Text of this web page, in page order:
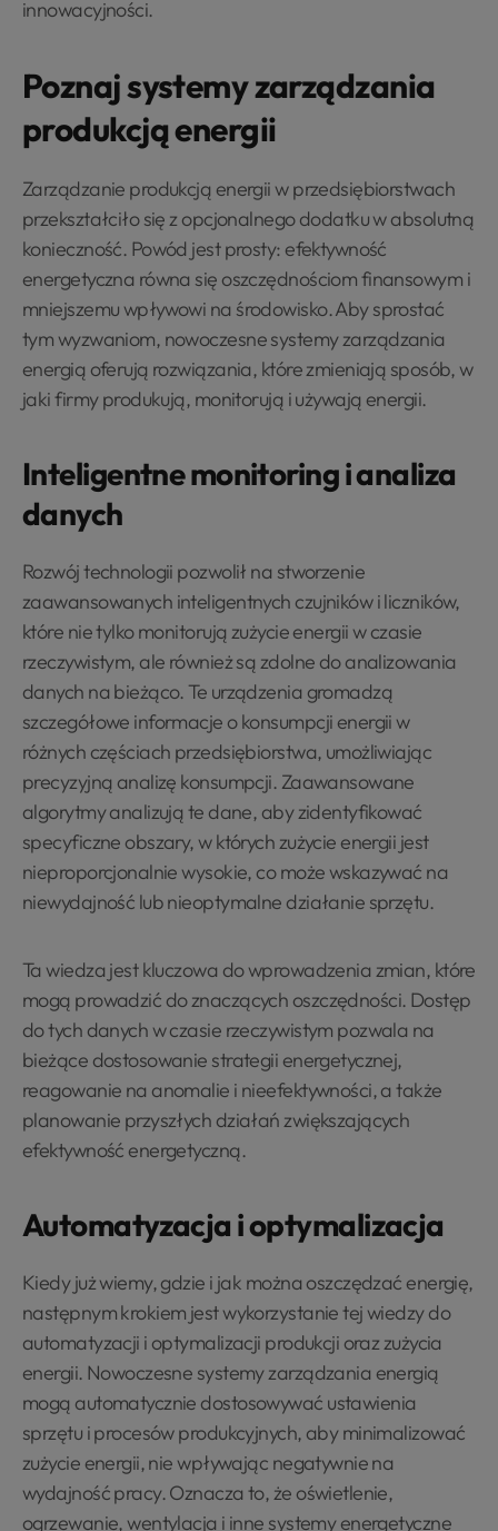
innowacyjności.
Poznaj systemy zarządzania
produkcją energii
Zarządzanie produkcją energii w przedsiębiorstwach
przekształciło się z opcjonalnego dodatku w absolutną
konieczność. Powód jest prosty: efektywność
energetyczna równa się oszczędnościom finansowym i
mniejszemu wpływowi na środowisko. Aby sprostać
tym wyzwaniom, nowoczesne systemy zarządzania
energią oferują rozwiązania, które zmieniają sposób, w
jaki firmy produkują, monitorują i używają energii.
Inteligentne monitoring i analiza
danych
Rozwój technologii pozwolił na stworzenie
zaawansowanych inteligentnych czujników i liczników,
które nie tylko monitorują zużycie energii w czasie
rzeczywistym, ale również są zdolne do analizowania
danych na bieżąco. Te urządzenia gromadzą
szczegółowe informacje o konsumpcji energii w
różnych częściach przedsiębiorstwa, umożliwiając
precyzyjną analizę konsumpcji. Zaawansowane
algorytmy analizują te dane, aby zidentyfikować
specyficzne obszary, w których zużycie energii jest
nieproporcjonalnie wysokie, co może wskazywać na
niewydajność lub nieoptymalne działanie sprzętu.
Ta wiedza jest kluczowa do wprowadzenia zmian, które
mogą prowadzić do znaczących oszczędności. Dostęp
do tych danych w czasie rzeczywistym pozwala na
bieżące dostosowanie strategii energetycznej,
reagowanie na anomalie i nieefektywności, a także
planowanie przyszłych działań zwiększających
efektywność energetyczną.
Automatyzacja i optymalizacja
Kiedy już wiemy, gdzie i jak można oszczędzać energię,
następnym krokiem jest wykorzystanie tej wiedzy do
automatyzacji i optymalizacji produkcji oraz zużycia
energii. Nowoczesne systemy zarządzania energią
mogą automatycznie dostosowywać ustawienia
sprzętu i procesów produkcyjnych, aby minimalizować
zużycie energii, nie wpływając negatywnie na
wydajność pracy. Oznacza to, że oświetlenie,
ogrzewanie, wentylacja i inne systemy energetyczne